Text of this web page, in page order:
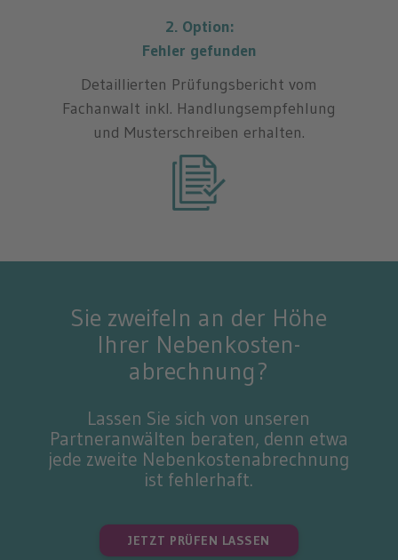
2. Option:
Fehler gefunden
Detaillierten Prüfungsbericht vom
Fachanwalt inkl. Handlungsempfehlung
und Musterschreiben erhalten.
Sie zweifeln an der Höhe
Ihrer Nebenkosten­
abrechnung?
Lassen Sie sich von unseren
Partneranwälten beraten, denn etwa
jede zweite Nebenkostenabrechnung
ist fehlerhaft.
JETZT PRÜFEN LASSEN